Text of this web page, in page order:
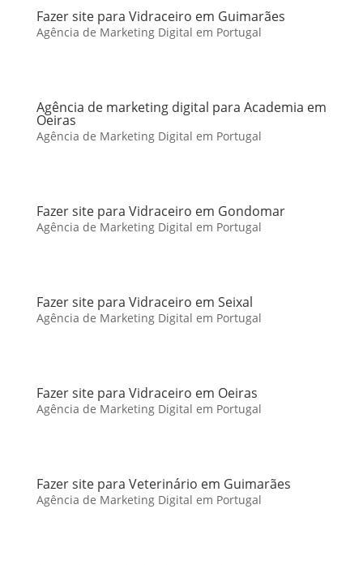
Fazer site para Vidraceiro em Guimarães
Agência de Marketing Digital em Portugal
Agência de marketing digital para Academia em
Oeiras
Agência de Marketing Digital em Portugal
Fazer site para Vidraceiro em Gondomar
Agência de Marketing Digital em Portugal
Fazer site para Vidraceiro em Seixal
Agência de Marketing Digital em Portugal
Fazer site para Vidraceiro em Oeiras
Agência de Marketing Digital em Portugal
Fazer site para Veterinário em Guimarães
Agência de Marketing Digital em Portugal